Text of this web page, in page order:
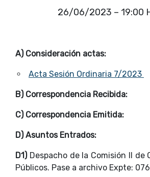
26/06/2023 – 19:00
A) Consideración actas:
Acta Sesión Ordinaria 7/2023
B) Correspondencia Recibida:
C) Correspondencia Emitida:
D) Asuntos Entrados:
D1)Despacho de la Comisión II de
Públicos. Pase a archivo Expte: